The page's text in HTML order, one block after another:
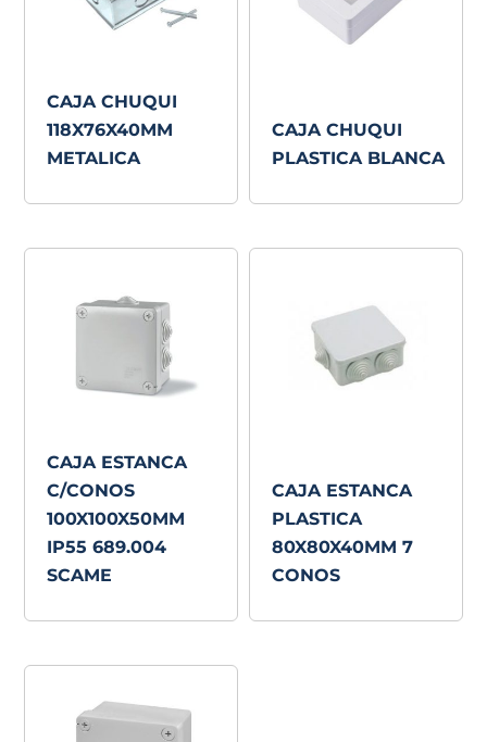
CAJA CHUQUI
118X76X40MM
METALICA
CAJA CHUQUI
PLASTICA BLANCA
CAJA ESTANCA
C/CONOS
100X100X50MM
IP55 689.004
SCAME
CAJA ESTANCA
PLASTICA
80X80X40MM 7
CONOS